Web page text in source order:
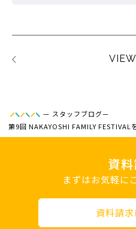
— スタッフブログ—
第9回 NAKAYOSHI FAMILY
資
まずはお気軽に
資料請